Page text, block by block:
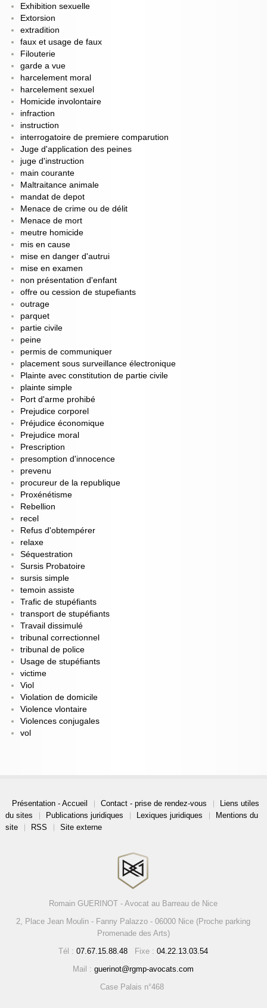
Exhibition sexuelle
Extorsion
extradition
faux et usage de faux
Filouterie
garde a vue
harcelement moral
harcelement sexuel
Homicide involontaire
infraction
instruction
interrogatoire de premiere comparution
Juge d'application des peines
juge d'instruction
main courante
Maltraitance animale
mandat de depot
Menace de crime ou de délit
Menace de mort
meutre homicide
mis en cause
mise en danger d'autrui
mise en examen
non présentation d'enfant
offre ou cession de stupefiants
outrage
parquet
partie civile
peine
permis de communiquer
placement sous surveillance électronique
Plainte avec constitution de partie civile
plainte simple
Port d'arme prohibé
Prejudice corporel
Préjudice économique
Prejudice moral
Prescription
presomption d'innocence
prevenu
procureur de la republique
Proxénétisme
Rebellion
recel
Refus d'obtempérer
relaxe
Séquestration
Sursis Probatoire
sursis simple
temoin assiste
Trafic de stupéfiants
transport de stupéfiants
Travail dissimulé
tribunal correctionnel
tribunal de police
Usage de stupéfiants
victime
Viol
Violation de domicile
Violence vlontaire
Violences conjugales
vol
Présentation - Accueil Contact - prise de rendez-vous
Liens utiles
du sites
Publications juridiques Lexiques juridiques
Mentions du
site
RSS Site externe
Romain GUERINOT - Avocat au Barreau de Nice
2, Place Jean Moulin - Fanny Palazzo - 06000 Nice (Proche parking
Promenade des Arts)
Tél :07.67.15.88.48 Fixe :04.22.13.03.54
Mail :guerinot@rgmp-avocats.com
Case Palais n°468